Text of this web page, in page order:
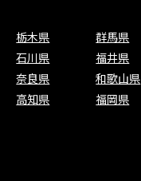
栃木県
群馬県
石川県
福井県
奈良県
和歌山県
高知県
福岡県